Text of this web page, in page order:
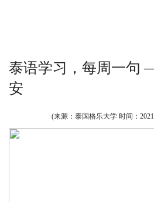
泰语学习，每周一句
安
(来源：泰国格乐大学 时间：